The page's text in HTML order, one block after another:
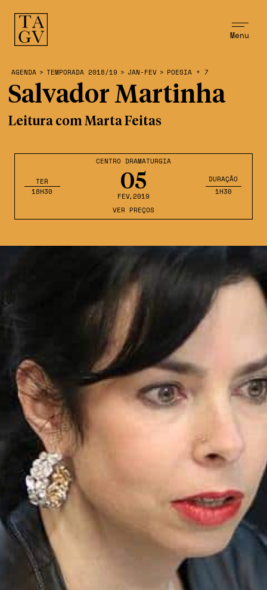
Menu
CENTRO DRAMATURGIA
05
FEV,2019
TER
18H30
DURAÇÃO
1H30
VER PREÇOS
AGENDA > TEMPORADA 2018/19 > JAN-FEV > POESIA + 7
Salvador Martinha
Leitura com Marta Feitas